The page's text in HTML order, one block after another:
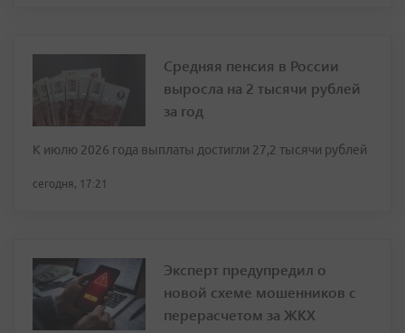
Средняя пенсия в России
выросла на 2 тысячи рублей
за год
К июлю 2026 года выплаты достигли 27,2 тысячи рублей
сегодня, 17:21
Эксперт предупредил о
новой схеме мошенников с
перерасчетом за ЖКХ